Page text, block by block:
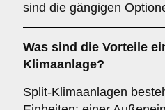
sind die gängigen
Was sind die Vorteile
Klimaanlage?
Split-Klimaanlagen